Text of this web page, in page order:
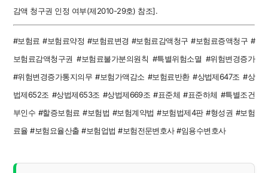
감액 청구권 인정 여부(제2010-29호) 참조].
#보험료 #보험료약정 #보험료변경 #보험료감액청구 #보험료증액청구 #
보험료감액청구권 #보험료불가분의원칙 #특별위험소멸 #위험변경증가
#위험변경증가통지의무 #보험가액감소 #보험료반환 #상법제647조 #상
법제652조 #상법제653조 #상법제669조 #표준체 #표준하체 #특별조건
부인수 #할증보험료 #보험법 #보험계약법 #보험법제4판 #형성권 #보험
료율 #보험요율산출 #보험업법 #보험전문변호사 #임용수변호사